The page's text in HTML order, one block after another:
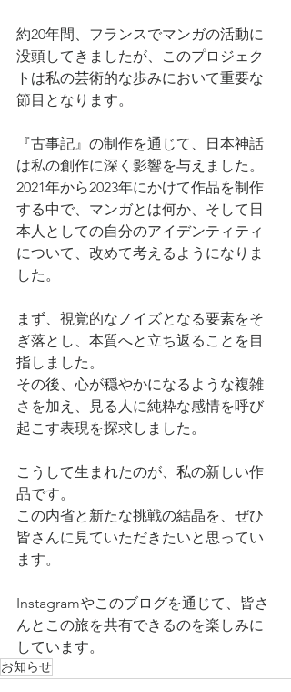
約20年間、フランスでマンガの活動に
没頭してきましたが、このプロジェク
トは私の芸術的な歩みにおいて重要な
節目となります。
『古事記』の制作を通じて、日本神話
は私の創作に深く影響を与えました。
2021年から2023年にかけて作品を制作
する中で、マンガとは何か、そして日
本人としての自分のアイデンティティ
について、改めて考えるようになりま
した。
まず、視覚的なノイズとなる要素をそ
ぎ落とし、本質へと立ち返ることを目
指しました。
その後、心が穏やかになるような複雑
さを加え、見る人に純粋な感情を呼び
起こす表現を探求しました。
こうして生まれたのが、私の新しい作
品です。
この内省と新たな挑戦の結晶を、ぜひ
皆さんに見ていただきたいと思ってい
ます。
Instagramやこのブログを通じて、皆さ
んとこの旅を共有できるのを楽しみに
しています。
お知らせ